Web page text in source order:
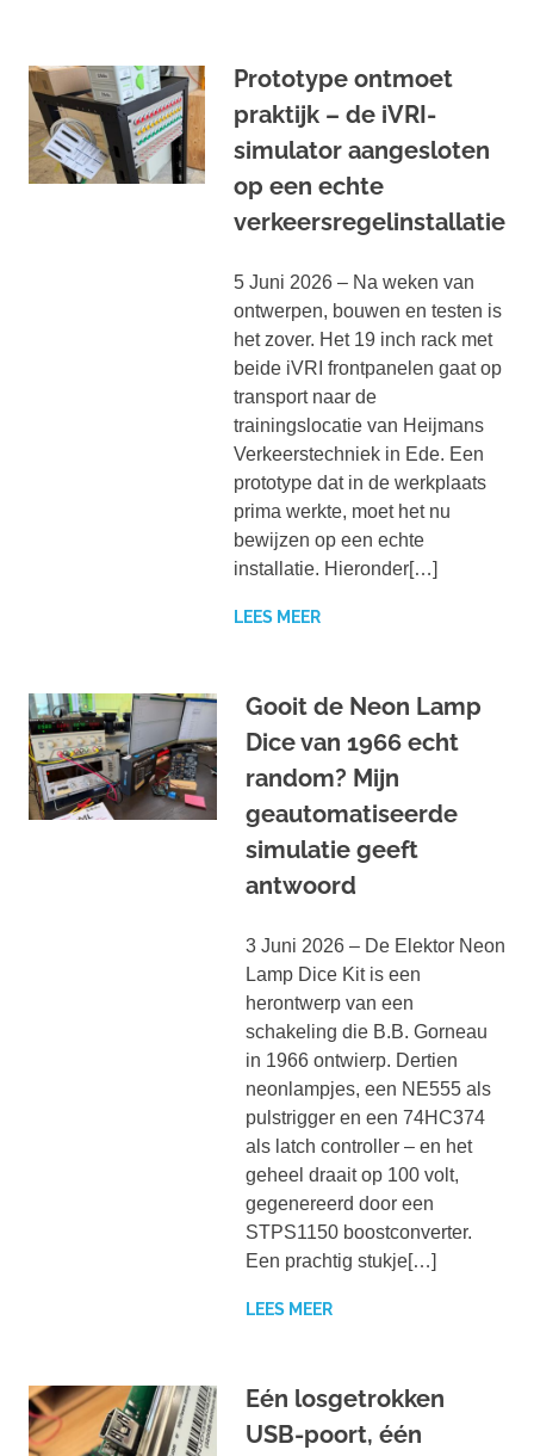
Prototype ontmoet
praktijk – de iVRI-
simulator aangesloten
op een echte
verkeersregelinstallatie
5 Juni 2026 – Na weken van
ontwerpen, bouwen en testen is
het zover. Het 19 inch rack met
beide iVRI frontpanelen gaat op
transport naar de
trainingslocatie van Heijmans
Verkeerstechniek in Ede. Een
prototype dat in de werkplaats
prima werkte, moet het nu
bewijzen op een echte
installatie. Hieronder[…]
LEES MEER
Gooit de Neon Lamp
Dice van 1966 echt
random? Mijn
geautomatiseerde
simulatie geeft
antwoord
3 Juni 2026 – De Elektor Neon
Lamp Dice Kit is een
herontwerp van een
schakeling die B.B. Gorneau
in 1966 ontwierp. Dertien
neonlampjes, een NE555 als
pulstrigger en een 74HC374
als latch controller – en het
geheel draait op 100 volt,
gegenereerd door een
STPS1150 boostconverter.
Een prachtig stukje[…]
LEES MEER
Eén losgetrokken
USB-poort, één